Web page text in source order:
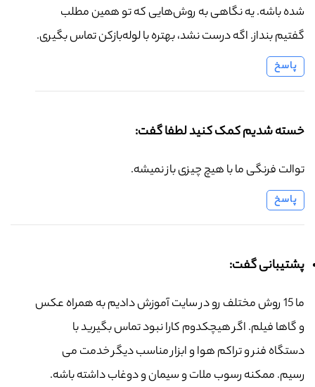
شده باشه. یه نگاهی به روش‌هایی که تو همین مطلب
گفتیم بنداز. اگه درست نشد، بهتره با لوله‌بازکن تماس بگیری.
پاسخ
خسته شدیم کمک کنید لطفا گفت:
توالت فرنگی ما با هیچ چیزی باز نمیشه.
پاسخ
پشتیبانی گفت:
ما 15 روش مختلف رو در سایت آموزش دادیم به همراه عکس
و گاها فیلم. اگر هیچکدوم کارا نبود تماس بگیرید با
دستگاه فنر و تراکم هوا و ابزار مناسب دیگر خدمت می
رسیم. ممکنه رسوب ملات و سیمان و دوغاب داشته باشه.